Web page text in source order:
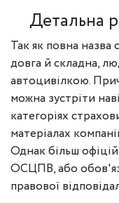
Детальна
Так як повна
довга й складна,
автоцивілкою.
можна зустріти
категоріях
матеріалах
Однак більш
ОСЦПВ, або
правової